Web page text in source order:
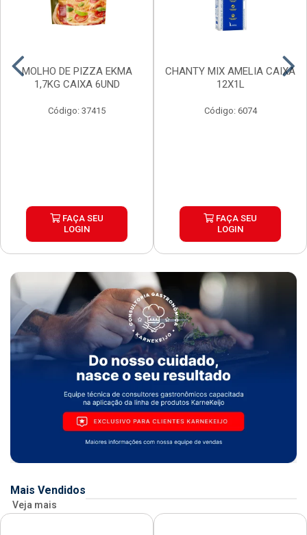
MOLHO DE PIZZA EKMA
1,7KG CAIXA 6UND
Código: 37415
FAÇA SEU
LOGIN
CHANTY MIX AMELIA CAIXA
12X1L
Código: 6074
FAÇA SEU
LOGIN
Mais Vendidos
Veja mais